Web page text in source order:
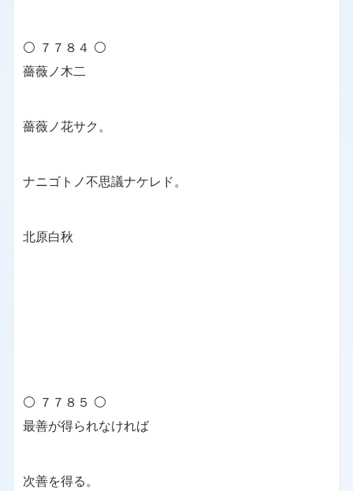
⚪ ７７８４ ⚪
薔薇ノ木二
薔薇ノ花サク。
ナニゴトノ不思議ナケレド。
北原白秋
⚪ ７７８５ ⚪
最善が得られなければ
次善を得る。